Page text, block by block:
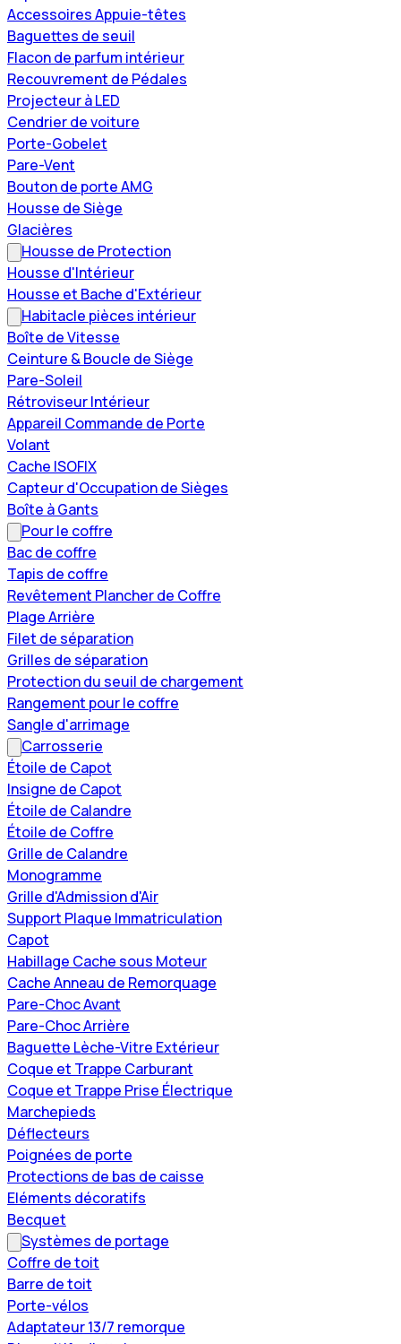
Accessoires Appuie-têtes
Baguettes de seuil
Flacon de parfum intérieur
Recouvrement de Pédales
Projecteur à LED
Cendrier de voiture
Porte-Gobelet
Pare-Vent
Bouton de porte AMG
Housse de Siège
Glacières
Housse de Protection
Housse d'Intérieur
Housse et Bache d'Extérieur
Habitacle pièces intérieur
Boîte de Vitesse
Ceinture & Boucle de Siège
Pare-Soleil
Rétroviseur Intérieur
Appareil Commande de Porte
Volant
Cache ISOFIX
Capteur d'Occupation de Sièges
Boîte à Gants
Pour le coffre
Bac de coffre
Tapis de coffre
Revêtement Plancher de Coffre
Plage Arrière
Filet de séparation
Grilles de séparation
Protection du seuil de chargement
Rangement pour le coffre
Sangle d'arrimage
Carrosserie
Étoile de Capot
Insigne de Capot
Étoile de Calandre
Étoile de Coffre
Grille de Calandre
Monogramme
Grille d'Admission d'Air
Support Plaque Immatriculation
Capot
Habillage Cache sous Moteur
Cache Anneau de Remorquage
Pare-Choc Avant
Pare-Choc Arrière
Baguette Lèche-Vitre Extérieur
Coque et Trappe Carburant
Coque et Trappe Prise Électrique
Marchepieds
Déflecteurs
Poignées de porte
Protections de bas de caisse
Eléments décoratifs
Becquet
Systèmes de portage
Coffre de toit
Barre de toit
Porte-vélos
Adaptateur 13/7 remorque